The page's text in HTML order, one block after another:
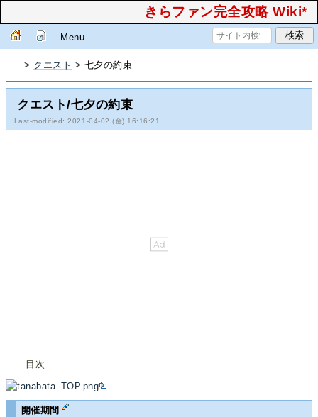
きらファン完全攻略 Wiki*
Menu
> クエスト > 七夕の約束
クエスト/七夕の約束
Last-modified: 2021-04-02 (金) 16:16:21
目次
開催期間